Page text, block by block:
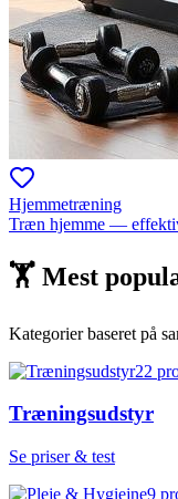
Hjemmetræning
Træn hjemme —
🏋 Mest
Kategorier baseret på
22
Træningsudstyr
Se priser & test
9